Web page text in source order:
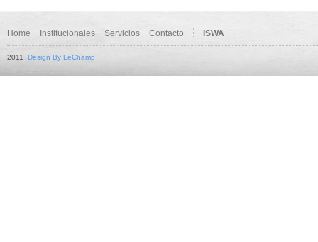
Home Institucionales Servicios Contacto ISWA
2011 Design By LeChamp